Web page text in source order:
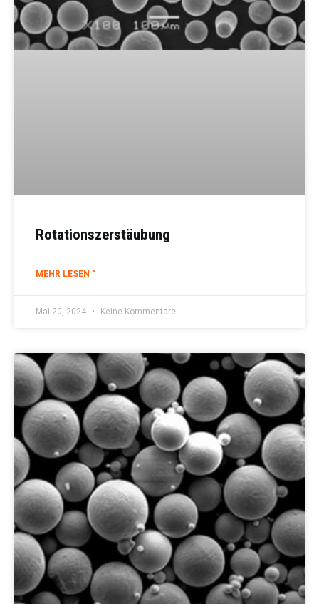
Rotationszerstäubung
MEHR LESEN "
Mai 20, 2024 Keine Kommentare